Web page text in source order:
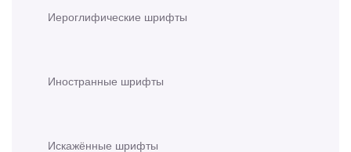
Иероглифические шрифты
Иностранные шрифты
Искажённые шрифты